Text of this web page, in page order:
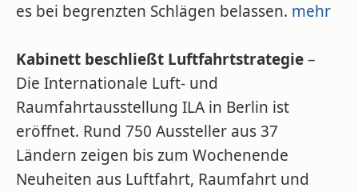
es bei begrenzten Schlägen belassen. mehr
Kabinett beschließt Luftfahrtstrategie–
Die Internationale Luft- und
Raumfahrtausstellung ILA in Berlin ist
eröffnet. Rund 750 Aussteller aus 37
Ländern zeigen bis zum Wochenende
Neuheiten aus Luftfahrt, Raumfahrt und